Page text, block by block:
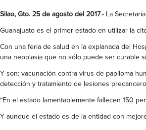
Silao, Gto. 25 de agosto del 2017.- La
Guanajuato es el primer estado en utilizar la
Con una feria de salud en la explanada del
una neoplasia que no sólo puede ser curable
Y son: vacunación contra virus de papiloma
detección y tratamiento de lesiones
“En el estado lamentablemente fallecen 150
Y aunque el estado es de la entidad con